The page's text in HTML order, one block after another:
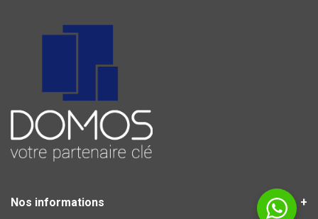
Nos informations